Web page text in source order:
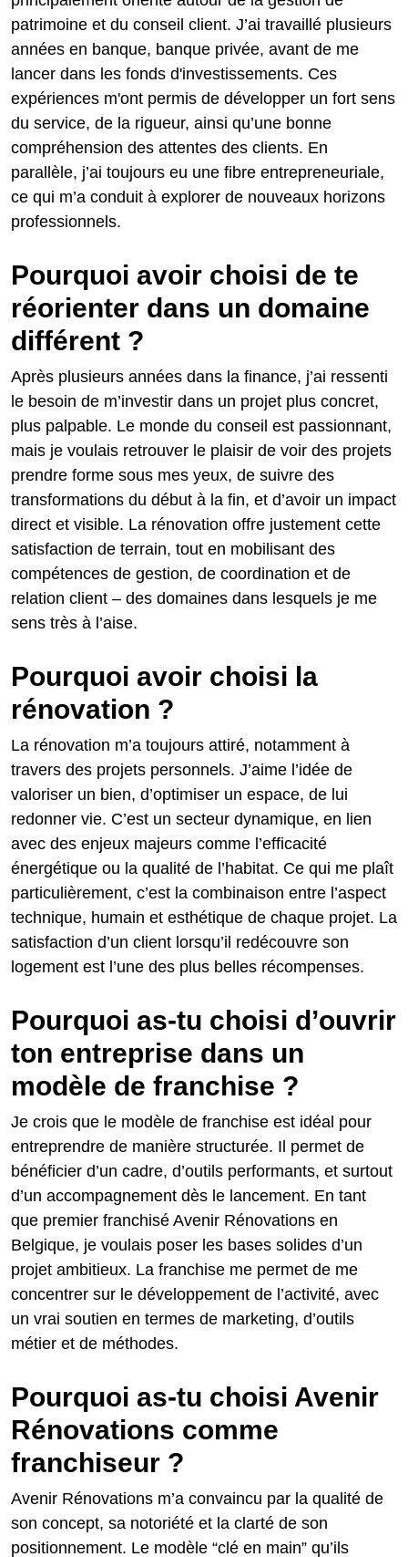
patrimoine et du conseil client. J’ai travaillé plusieurs
années en banque, banque privée, avant de me
lancer dans les fonds d'investissements. Ces
expériences m'ont permis de développer un fort sens
du service, de la rigueur, ainsi qu’une bonne
compréhension des attentes des clients. En
parallèle, j’ai toujours eu une fibre entrepreneuriale,
ce qui m’a conduit à explorer de nouveaux horizons
professionnels.
Pourquoi avoir choisi de te
réorienter dans un domaine
différent ?
Après plusieurs années dans la finance, j’ai ressenti
le besoin de m’investir dans un projet plus concret,
plus palpable. Le monde du conseil est passionnant,
mais je voulais retrouver le plaisir de voir des projets
prendre forme sous mes yeux, de suivre des
transformations du début à la fin, et d’avoir un impact
direct et visible. La rénovation offre justement cette
satisfaction de terrain, tout en mobilisant des
compétences de gestion, de coordination et de
relation client – des domaines dans lesquels je me
sens très à l’aise.
Pourquoi avoir choisi la
rénovation ?
La rénovation m’a toujours attiré, notamment à
travers des projets personnels. J’aime l’idée de
valoriser un bien, d’optimiser un espace, de lui
redonner vie. C’est un secteur dynamique, en lien
avec des enjeux majeurs comme l’efficacité
énergétique ou la qualité de l’habitat. Ce qui me plaît
particulièrement, c’est la combinaison entre l’aspect
technique, humain et esthétique de chaque projet. La
satisfaction d’un client lorsqu’il redécouvre son
logement est l’une des plus belles récompenses.
Pourquoi as-tu choisi d’ouvrir
ton entreprise dans un
modèle de franchise ?
Je crois que le modèle de franchise est idéal pour
entreprendre de manière structurée. Il permet de
bénéficier d’un cadre, d’outils performants, et surtout
d’un accompagnement dès le lancement. En tant
que premier franchisé Avenir Rénovations en
Belgique, je voulais poser les bases solides d’un
projet ambitieux. La franchise me permet de me
concentrer sur le développement de l’activité, avec
un vrai soutien en termes de marketing, d’outils
métier et de méthodes.
Pourquoi as-tu choisi Avenir
Rénovations comme
franchiseur ?
Avenir Rénovations m’a convaincu par la qualité de
son concept, sa notoriété et la clarté de son
positionnement. Le modèle “clé en main” qu’ils